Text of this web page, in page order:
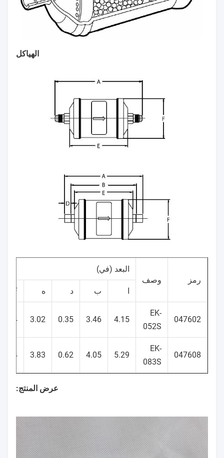
الهياكل
رمز وصف
البعد (في)
ا ب د ه F
047602
EK-
052S
4.15
3.46
0.35
3.02
2.64
047608
EK-
083S
5.29
4.05
0.62
3.83
2.64
عرض المنتج: